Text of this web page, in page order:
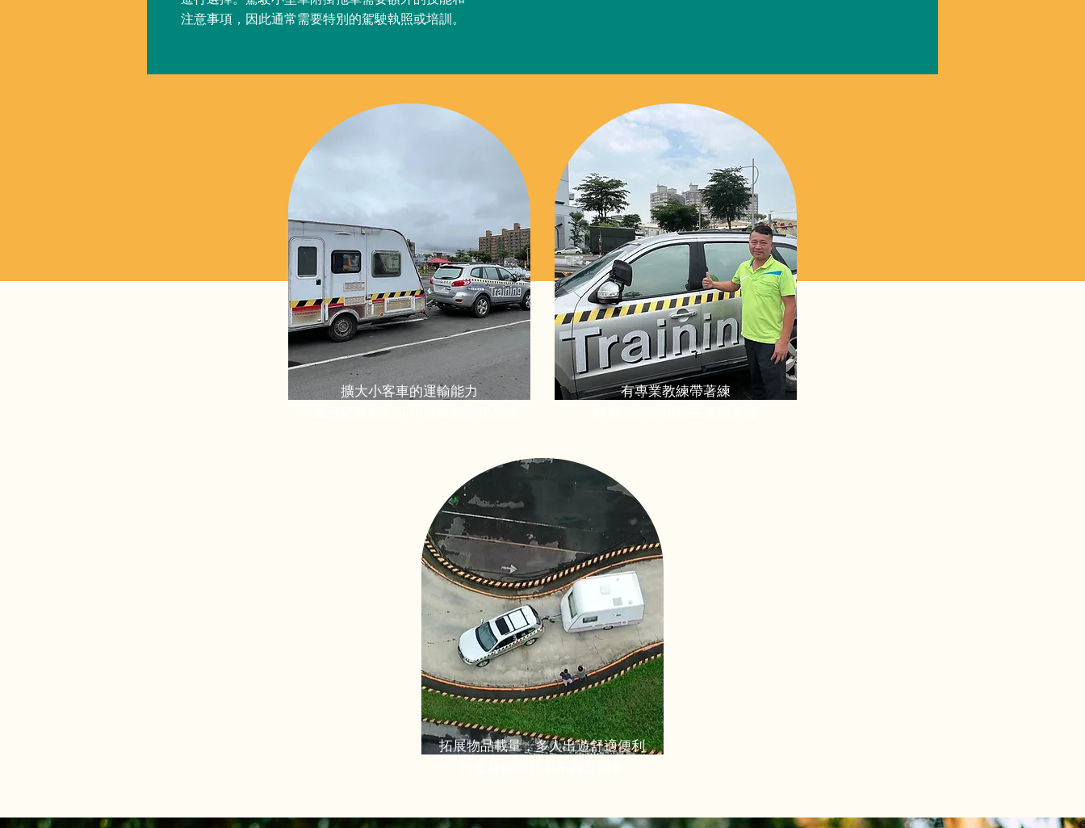
注意事項，因此通常需要特別的駕駛執照或培訓。
擴大小客車的運輸能力
有專業教練帶著練
拓展物品載量，多人出遊舒適便利